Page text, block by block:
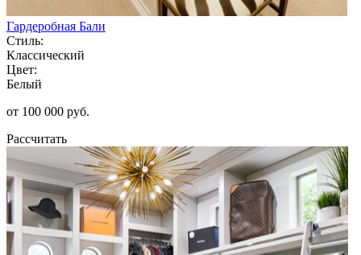
Гардеробная Бали
Стиль:
Классический
Цвет:
Белый
от 100 000 руб.
Рассчитать